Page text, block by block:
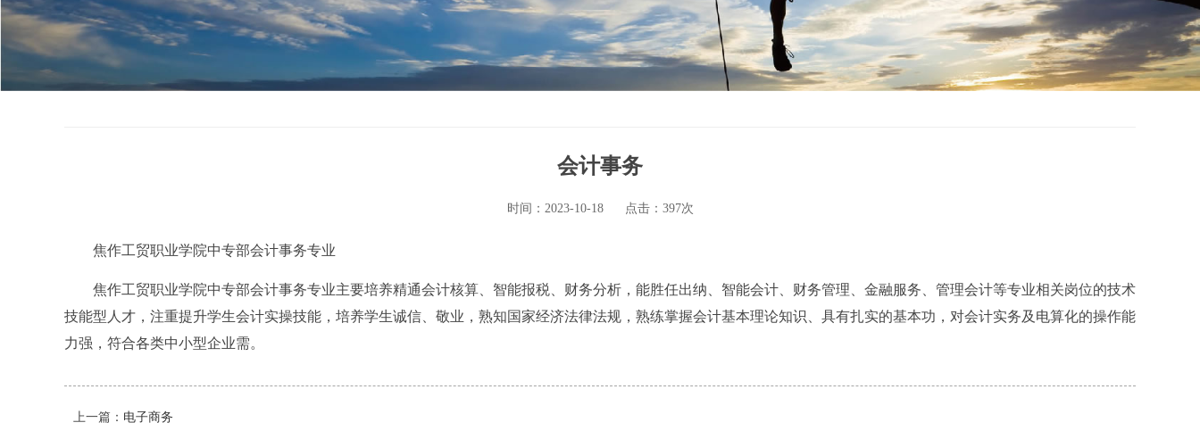
会计事务
时间：2023-10-18 点击：397次
焦作工贸职业学院中专部会计事务专业
焦作工贸职业学院中专部会计事务专业主要培养精通会计核算、智能报税、财务分析，能胜任出纳、智能会计、财务管理、金融服务、管理会计等专业相关岗位的技术
技能型人才，注重提升学生会计实操技能，培养学生诚信、敬业，熟知国家经济法律法规，熟练掌握会计基本理论知识、具有扎实的基本功，对会计实务及电算化的操作能
力强，符合各类中小型企业需。
上一篇： 电子商务